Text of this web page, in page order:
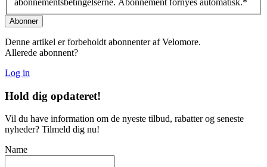
abonnementsbetingelserne. Abonnement fornyes automatisk.*
Denne artikel er forbeholdt abonnenter af Velomore.
Allerede abonnent?
Log in
Hold dig opdateret!
Vil du have information om de nyeste tilbud, rabatter og seneste
nyheder? Tilmeld dig nu!
Name